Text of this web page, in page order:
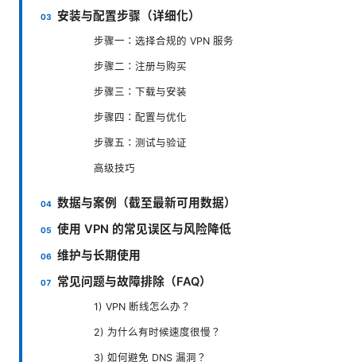
安装与配置步骤（详细化）
步骤一：选择合规的 VPN 服务
步骤二：注册与购买
步骤三：下载与安装
步骤四：配置与优化
步骤五：测试与验证
高级技巧
数据与案例（截至最新可用数据）
使用 VPN 的常见误区与风险降低
维护与长期使用
常见问题与故障排除（FAQ）
1) VPN 断线怎么办？
2) 为什么有时候速度很慢？
3) 如何避免 DNS 漏洞？